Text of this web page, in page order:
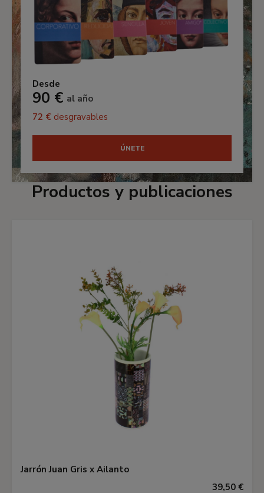
Desde
90 € al año
72 € desgravables
ÚNETE
Productos y publicaciones
Jarrón Juan Gris x Ailanto
39,50 €